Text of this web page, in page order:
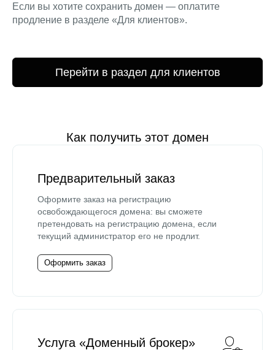
Если вы хотите сохранить домен — оплатите
продление в разделе «Для клиентов».
Перейти в раздел для клиентов
Как получить этот домен
Предварительный заказ
Оформите заказ на регистрацию
освобождающегося домена: вы сможете
претендовать на регистрацию домена, если
текущий администратор его не продлит.
Оформить заказ
Услуга «Доменный брокер»